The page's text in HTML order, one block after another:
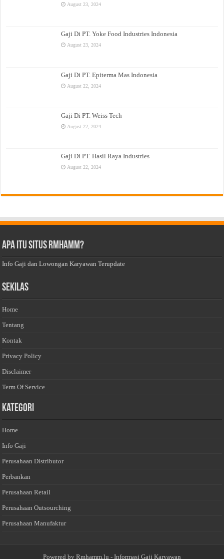
August 23, 2024
Gaji Di PT. Yoke Food Industries Indonesia
August 23, 2024
Gaji Di PT. Epiterma Mas Indonesia
August 22, 2024
Gaji Di PT. Weiss Tech
August 22, 2024
Gaji Di PT. Hasil Raya Industries
August 22, 2024
Apa Itu Situs Rmhamm?
Info Gaji dan Lowongan Karyawan Terupdate
Sekilas
Home
Tentang
Kontak
Privacy Policy
Disclaimer
Term Of Service
Kategori
Home
Info Gaji
Perusahaan Distributor
Perbankan
Perusahaan Retail
Perusahaan Outsourching
Perusahaan Manufaktur
Powered by Rmhamm.lu - Informasi Gaji Karyawan